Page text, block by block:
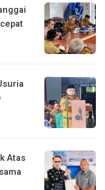
Atas